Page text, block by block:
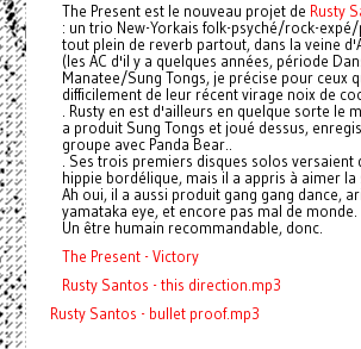
The Present est le nouveau projet de Rusty
: un trio New-Yorkais folk-psyché/rock-
tout plein de reverb partout, dans la veine
(les AC d'il y a quelques années, période
Manatee/Sung Tongs, je précise pour ceux
difficilement de leur récent virage noix de
. Rusty en est d'ailleurs en quelque sorte le
a produit Sung Tongs et joué dessus,
groupe avec Panda Bear..
. Ses trois premiers disques solos versaient
hippie bordélique, mais il a appris à aimer
Ah oui, il a aussi produit gang gang dance,
yamataka eye, et encore pas mal de monde.
Un être humain recommandable, donc.
The Present - Victory
Rusty Santos - this direction.mp3
Rusty Santos - bullet proof.mp3